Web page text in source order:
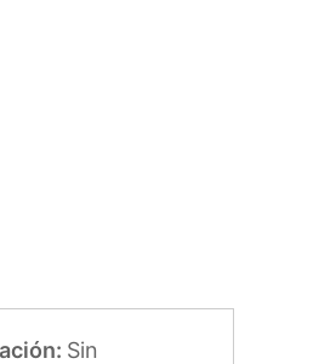
Sin